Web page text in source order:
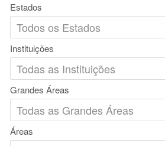
Estados
Instituições
Grandes Áreas
Áreas